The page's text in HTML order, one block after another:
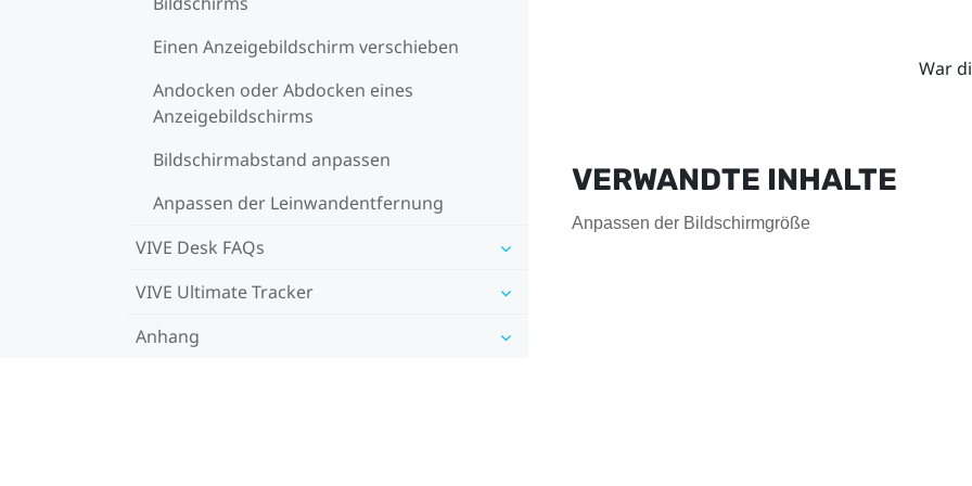
Einen Anzeigebildschirm verschieben
Andocken oder Abdocken eines
Anzeigebildschirms
Bildschirmabstand anpassen
Anpassen der Leinwandentfernung
VIVE Desk FAQs
VIVE Ultimate Tracker
Anhang
War
VERWANDTE INHALTE
Anpassen der Bildschirmgröße